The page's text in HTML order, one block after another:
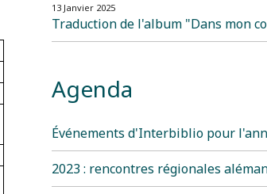
13 Janvier 2025
Traduction de l'album "Dans mon
Agenda
Événements d'Interbiblio pour
2023 : rencontres régionales